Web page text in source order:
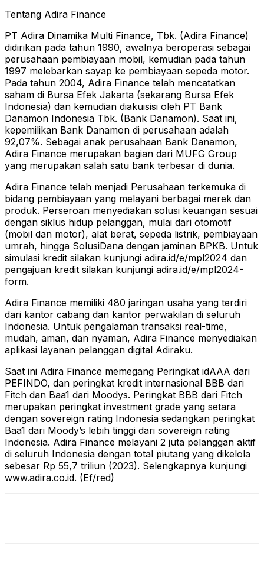
Tentang Adira Finance
PT Adira Dinamika Multi Finance, Tbk. (Adira Finance)
didirikan pada tahun 1990, awalnya beroperasi sebagai
perusahaan pembiayaan mobil, kemudian pada tahun
1997 melebarkan sayap ke pembiayaan sepeda motor.
Pada tahun 2004, Adira Finance telah mencatatkan
saham di Bursa Efek Jakarta (sekarang Bursa Efek
Indonesia) dan kemudian diakuisisi oleh PT Bank
Danamon Indonesia Tbk. (Bank Danamon). Saat ini,
kepemilikan Bank Danamon di perusahaan adalah
92,07%. Sebagai anak perusahaan Bank Danamon,
Adira Finance merupakan bagian dari MUFG Group
yang merupakan salah satu bank terbesar di dunia.
Adira Finance telah menjadi Perusahaan terkemuka di
bidang pembiayaan yang melayani berbagai merek dan
produk. Perseroan menyediakan solusi keuangan sesuai
dengan siklus hidup pelanggan, mulai dari otomotif
(mobil dan motor), alat berat, sepeda listrik, pembiayaan
umrah, hingga SolusiDana dengan jaminan BPKB. Untuk
simulasi kredit silakan kunjungi adira.id/e/mpl2024 dan
pengajuan kredit silakan kunjungi adira.id/e/mpl2024-
form.
Adira Finance memiliki 480 jaringan usaha yang terdiri
dari kantor cabang dan kantor perwakilan di seluruh
Indonesia. Untuk pengalaman transaksi real-time,
mudah, aman, dan nyaman, Adira Finance menyediakan
aplikasi layanan pelanggan digital Adiraku.
Saat ini Adira Finance memegang Peringkat idAAA dari
PEFINDO, dan peringkat kredit internasional BBB dari
Fitch dan Baa1 dari Moodys. Peringkat BBB dari Fitch
merupakan peringkat investment grade yang setara
dengan sovereign rating Indonesia sedangkan peringkat
Baa1 dari Moody’s lebih tinggi dari sovereign rating
Indonesia. Adira Finance melayani 2 juta pelanggan aktif
di seluruh Indonesia dengan total piutang yang dikelola
sebesar Rp 55,7 triliun (2023). Selengkapnya kunjungi
www.adira.co.id. (Ef/red)